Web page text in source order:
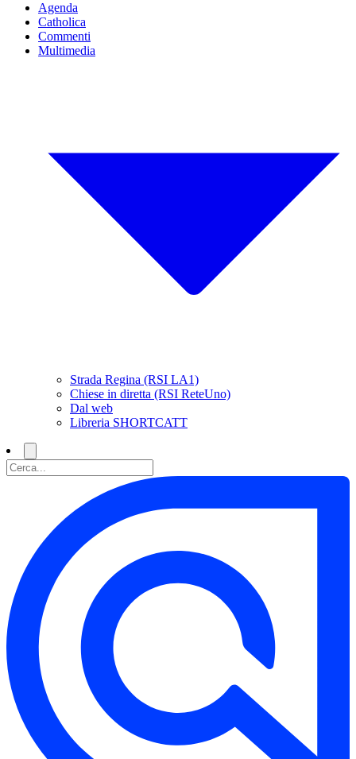
Agenda
Catholica
Commenti
Multimedia
Strada Regina (RSI LA1)
Chiese in diretta (RSI ReteUno)
Dal web
Libreria SHORTCATT